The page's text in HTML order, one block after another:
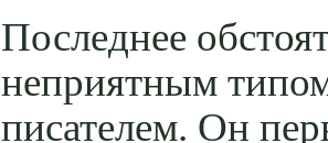
Последнее
неприятным
писателем. Он